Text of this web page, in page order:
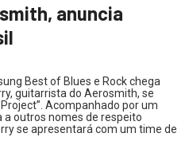
anuncia
Best of Blues e Rock chega
guitarrista do Aerosmith, se
Acompanhado por um
a outros nomes de respeito
se apresentará com um time de